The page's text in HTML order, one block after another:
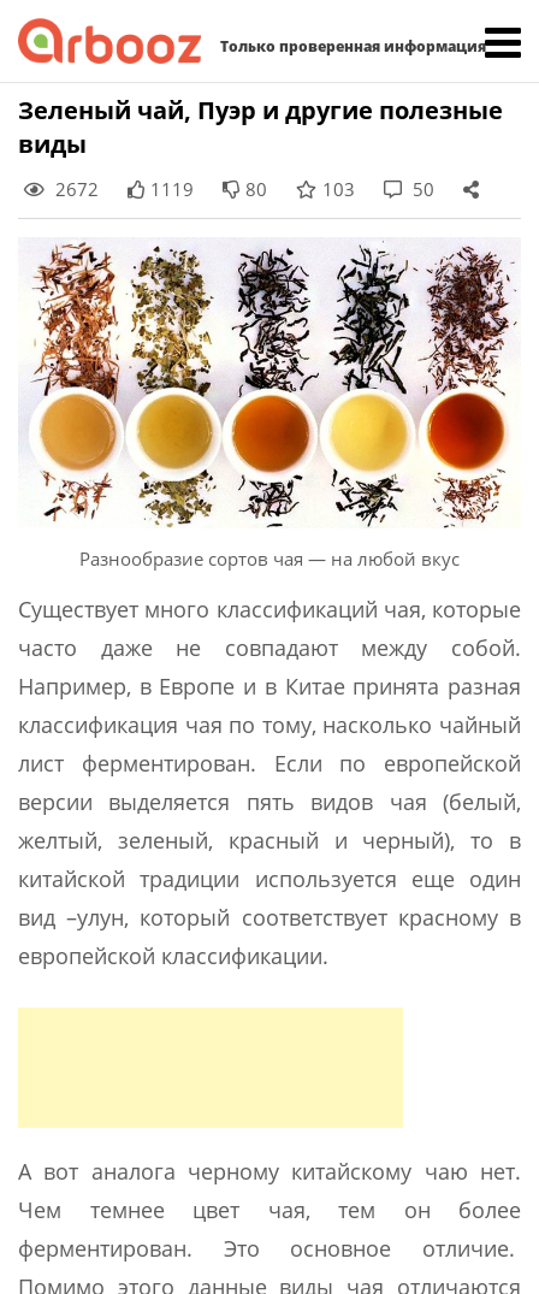
Только проверенная информация
Skip
content
Зеленый чай, Пуэр и другие полезные
виды
2672 1119 80 103 50
Разнообразие сортов чая — на любой вкус
Существует много классификаций чая, которые
часто даже не совпадают между собой.
Например, в Европе и в Китае принята разная
классификация чая по тому, насколько чайный
лист ферментирован. Если по европейской
версии выделяется пять видов чая (белый,
желтый, зеленый, красный и черный), то в
китайской традиции используется еще один
вид –улун, который соответствует красному в
европейской классификации.
А вот аналога черному китайскому чаю нет.
Чем темнее цвет чая, тем он более
ферментирован. Это основное отличие.
Помимо этого данные виды чая отличаются
Найти: